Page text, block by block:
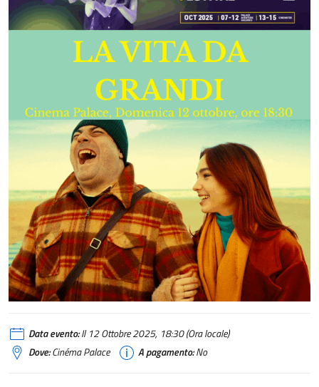
Data evento:Il 12 Ottobre 2025, 18:30 (Ora locale)
Dove:Cinéma Palace A pagamento:No